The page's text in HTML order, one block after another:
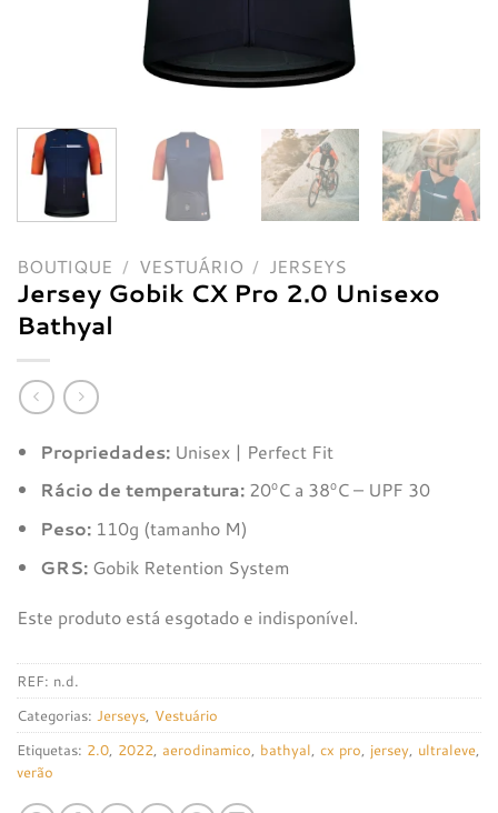
BOUTIQUE / VESTUÁRIO / JERSEYS
Jersey Gobik CX Pro 2.0 Unisexo
Bathyal
Propriedades:Unisex | Perfect Fit
Rácio de temperatura: 20ºC a 38ºC – UPF 30
Peso:110g (tamanho M)
GRS: Gobik Retention System
Este produto está esgotado e indisponível.
REF: n.d.
Categorias: Jerseys, Vestuário
Etiquetas: 2.0, 2022, aerodinamico, bathyal, cx pro, jersey, ultraleve,
verão